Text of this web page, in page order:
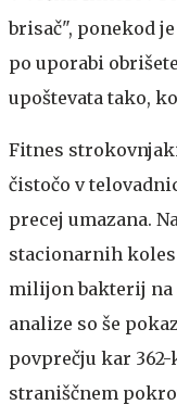
brisač", ponekod
po uporabi
upoštevata tako,
Fitnes
čistočo v
precej umazana.
stacionarnih
milijon bakterij na
analize so še
povprečju kar
straniščnem